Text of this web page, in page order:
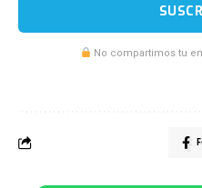
No compartimos tu